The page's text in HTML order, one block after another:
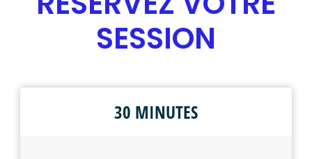
SESSION
30 MINUTES